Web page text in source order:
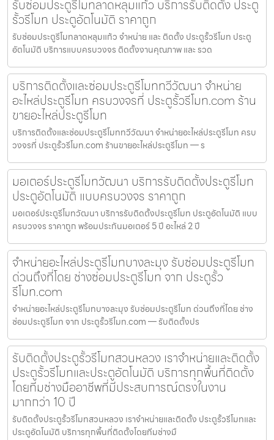
รับซ่อมประตูรีโมทลาดหลุมแก้ว บริการรับติดตั้ง ประตู
รั้วรีโมท ประตูอัตโนมัติ ราคาถูก
รับซ่อมประตูรีโมทลาดหลุมแก้ว จำหน่าย และ ติดตั้ง ประตูรั้วรีโมท ประตู
อัตโนมัติ บริการแบบครบวงจร ติดตั้งงานคุณภาพ และ รวด
บริการติดตั้งและซ่อมประตูรีโมททวีวัฒนา จำหน่าย
อะไหล่ประตูรีโมท ครบวงจรที่ ประตูรั้วรีโมท.com ร้าน
ขายอะไหล่ประตูรีโมท
บริการติดตั้งและซ่อมประตูรีโมททวีวัฒนา จำหน่ายอะไหล่ประตูรีโมท ครบ
วงจรที่ ประตูรั้วรีโมท.com ร้านขายอะไหล่ประตูรีโมท — ร
มอเตอร์ประตูรีโมทวัฒนา บริการรับติดตั้งประตูรีโมท
ประตูอัตโนมัติ แบบครบวงจร ราคาถูก
มอเตอร์ประตูรีโมทวัฒนา บริการรับติดตั้งประตูรีโมท ประตูอัตโนมัติ แบบ
ครบวงจร ราคาถูก พร้อมประกันมอเตอร์ 5 ปี อะไหล่ 2 ปี
จำหน่ายอะไหล่ประตูรีโมทบางละมุง รับซ่อมประตูรีโมท
ด่วนถึงที่โดย ช่างซ่อมประตูรีโมท จาก ประตูรั้ว
รีโมท.com
จำหน่ายอะไหล่ประตูรีโมทบางละมุง รับซ่อมประตูรีโมท ด่วนถึงที่โดย ช่าง
ซ่อมประตูรีโมท จาก ประตูรั้วรีโมท.com — รับติดตั้งปร
รับติดตั้งประตูรั้วรีโมทสวนหลวง เราจำหน่ายและติดตั้ง
ประตูรั้วรีโมทและประตูอัตโนมัติ บริการทุกพื้นที่ติดตั้ง
โดยทีมช่างมืออาชีพที่มีประสบการณ์ตรงในงาน
มากกว่า 10 ปี
รับติดตั้งประตูรั้วรีโมทสวนหลวง เราจำหน่ายและติดตั้ง ประตูรั้วรีโมทและ
ประตูอัตโนมัติ บริการทุกพื้นที่ติดตั้งโดยทีมช่างมื